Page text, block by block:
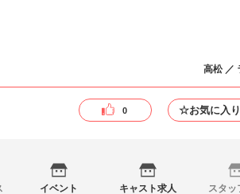
高松 ／
0 ☆お気に入
イベント キャスト求人 スタッ